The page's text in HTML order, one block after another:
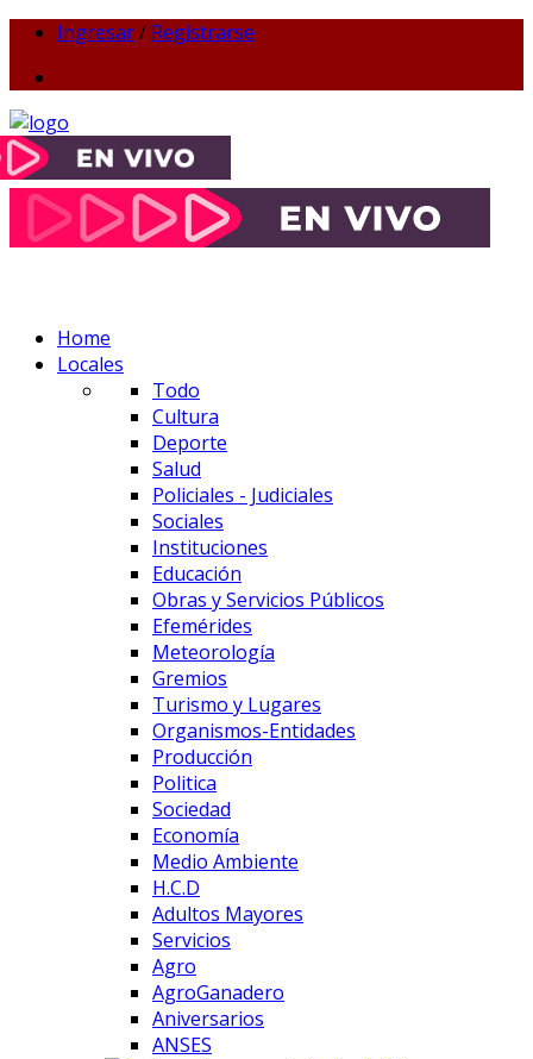
Ingresar/ Registrarse
Home
Locales
Todo
Cultura
Deporte
Salud
Policiales - Judiciales
Sociales
Instituciones
Educación
Obras y Servicios Públicos
Efemérides
Meteorología
Gremios
Turismo y Lugares
Organismos-Entidades
Producción
Politica
Sociedad
Economía
Medio Ambiente
H.C.D
Adultos Mayores
Servicios
Agro
AgroGanadero
Aniversarios
ANSES